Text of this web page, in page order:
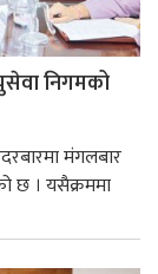
निगमको
मंगलबार
छ । यसैक्रममा